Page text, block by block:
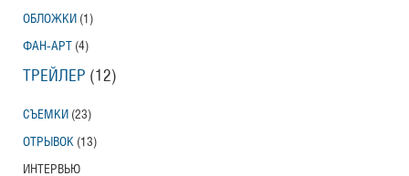
ОБЛОЖКИ (1)
ФАН-АРТ (4)
ТРЕЙЛЕР (12)
СЪЕМКИ (23)
ОТРЫВОК (13)
ИНТЕРВЬЮ